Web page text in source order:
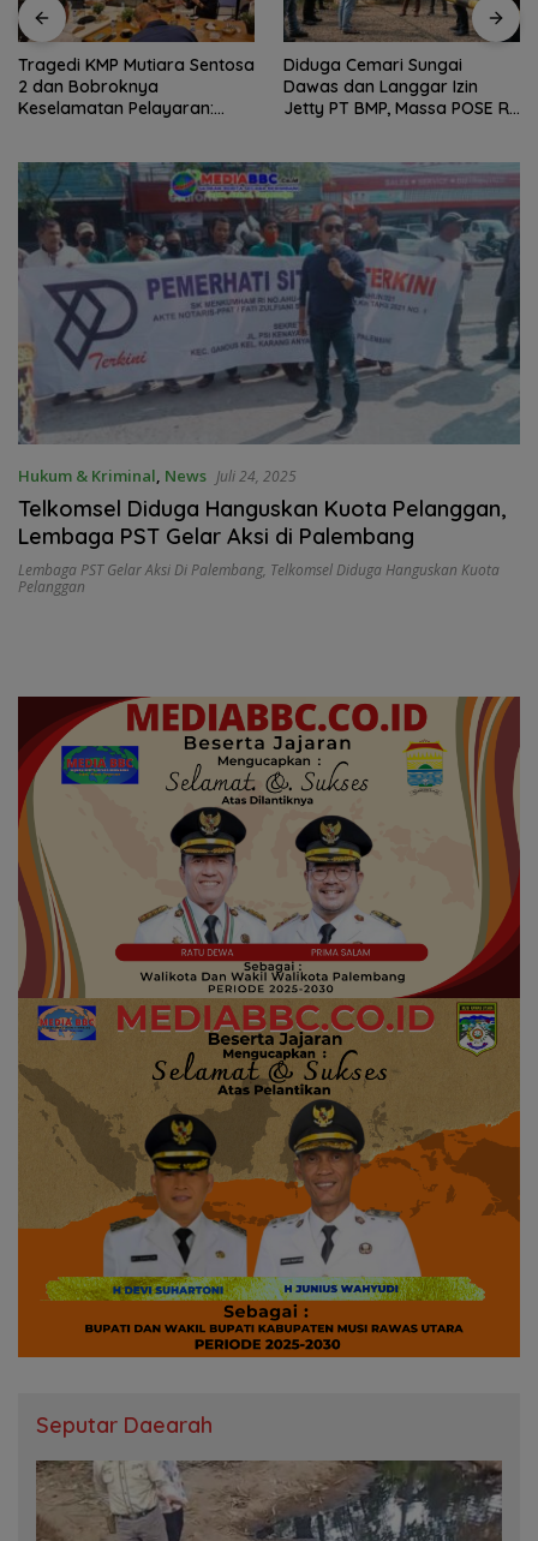
Tragedi KMP Mutiara Sentosa
2 dan Bobroknya
Keselamatan Pelayaran:
Diduga Cemari Sungai
Dawas dan Langgar Izin
Jetty PT BMP, Massa POSE RI
Tuntas
Hukum & Kriminal, News Juli 24, 2025
Telkomsel Diduga Hanguskan Kuota Pelanggan,
Lembaga PST Gelar Aksi di Palembang
Lembaga PST Gelar Aksi Di Palembang, Telkomsel Diduga Hanguskan Kuota
Pelanggan
Seputar Daearah